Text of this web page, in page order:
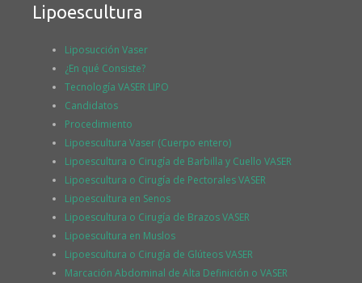
Lipoescultura
Liposucción Vaser
¿En qué Consiste?
Tecnología VASER LIPO
Candidatos
Procedimiento
Lipoescultura Vaser (Cuerpo entero)
Lipoescultura o Cirugía de Barbilla y Cuello VASER
Lipoescultura o Cirugía de Pectorales VASER
Lipoescultura en Senos
Lipoescultura o Cirugía de Brazos VASER
Lipoescultura en Muslos
Lipoescultura o Cirugía de Glúteos VASER
Marcación Abdominal de Alta Definición o VASER